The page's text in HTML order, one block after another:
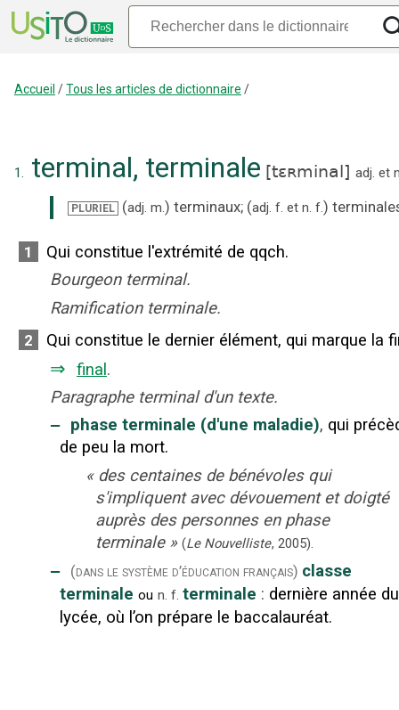
Accueil /Tous les articles de dictionnaire /
1. terminal, terminale [tɛʀminal ] adj. et
PLURIEL (adj. m.) terminaux; (adj. f. et n. f.)
1
Qui constitue l'extrémité de qqch.
Bourgeon terminal.
Ramification terminale.
2 Qui constitue le dernier élément, qui marque la
⇒ final.
Paragraphe terminal d'un texte.
‒ phase terminale (d'une maladie), qui
de peu la mort.
« des centaines de bénévoles qui
s'impliquent avec dévouement et doigté
auprès des personnes en phase
terminale » (Le Nouvelliste, 2005).
‒ (dans le système d’éducation français) classe
terminale ou n. f. terminale : dernière année du
lycée, où l’on prépare le baccalauréat.